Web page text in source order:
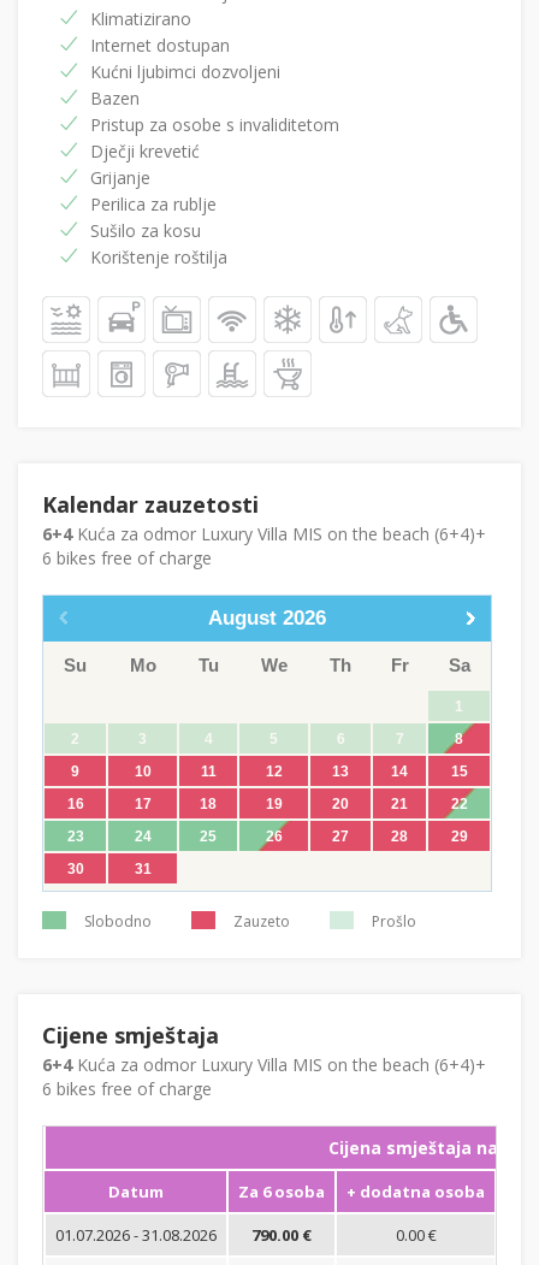
Klimatizirano
Internet dostupan
Kućni ljubimci dozvoljeni
Bazen
Pristup za osobe s invaliditetom
Dječji krevetić
Grijanje
Perilica za rublje
Sušilo za kosu
Korištenje roštilja
Kalendar zauzetosti
6+4Kuća za odmor Luxury Villa MIS on the beach (6+4)+
6 bikes free of charge
August 2026
Su Mo Tu We Th Fr Sa
1
2
3 4 5 6 7
8
9
10 11 12 13 14
15
16
17 18 19 20 21
22
23
24 25 26 27 28
29
30
31
Slobodno Zauzeto Prošlo
Cijene smještaja
6+4Kuća za odmor Luxury Villa MIS on the beach (6+4)+
6 bikes free of charge
Cijena smještaja na noć
Datum Za 6 osoba + dodatna osoba
01.07.2026 - 31.08.2026
790.00 €
0.00 €